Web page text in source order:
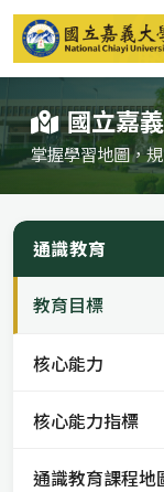
國立嘉
掌握學習地圖，
通識教育
教育目標
核心能力
核心能力指標
通識教育課程地